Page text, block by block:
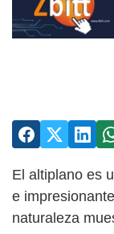
El altiplano es
e
naturaleza